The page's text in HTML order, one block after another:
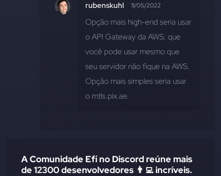
rubenskuhl 11/05/2022
Opção mais high-end seria usar
o API Gateway da AWS, que
você pode usar mesmo que
seu servidor não fique na AWS.
Opção mais simples seria usar
o mtls.pix.ae.
A Comunidade Efí no Discord reúne mais
de 12300 desenvolvedores 👨‍💻 incríveis.